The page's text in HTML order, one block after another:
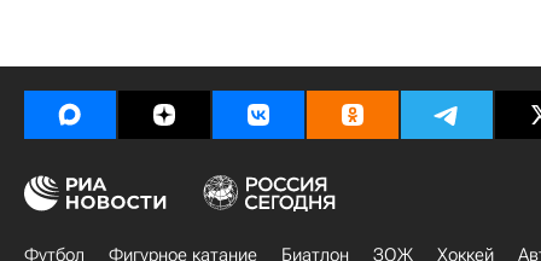
Футбол Фигурное катание Биатлон ЗОЖ Хоккей